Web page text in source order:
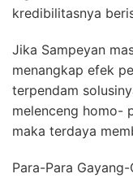
kredibilitasnya
Jika Sampeyan
menangkap efek
terpendam
melenceng homo-
maka terdaya
Para-Para